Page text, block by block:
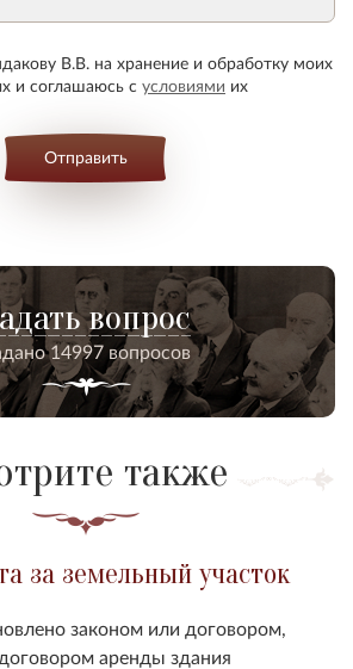
В.В. на хранение и обработку моих
и соглашаюсь с условиями их
Отправить
вопрос
14997 вопросов
также
за земельный участок
законом или договором,
аренды здания